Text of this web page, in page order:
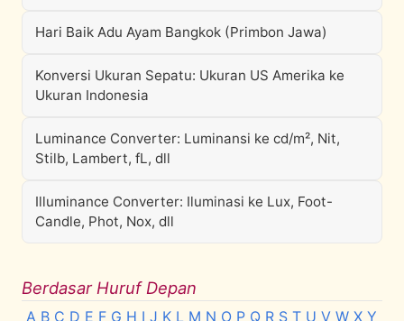
Hari Baik Adu Ayam Bangkok (Primbon Jawa)
Konversi Ukuran Sepatu: Ukuran US Amerika ke
Ukuran Indonesia
Luminance Converter: Luminansi ke cd/m², Nit,
Stilb, Lambert, fL, dll
Illuminance Converter: Iluminasi ke Lux, Foot-
Candle, Phot, Nox, dll
Berdasar Huruf Depan
A B C D E F G H I J K L M N O P Q R S T U V W X Y